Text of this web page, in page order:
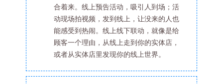
合着来。线上预告活动，吸引人到场；活
动现场拍视频，发到线上，让没来的人也
能感受到热闹。线上线下联动，就像是给
顾客一个理由，从线上走到你的实体店，
或者从实体店里发现你的线上世界。